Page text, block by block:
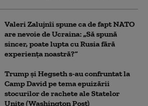
Valeri Zalujnîi spune ca de fapt NATO
are nevoie de Ucraina: „Să spună
sincer, poate lupta cu Rusia fără
experiența noastră?”
Trump şi Hegseth s-au confruntat la
Camp David pe tema epuizării
stocurilor de rachete ale Statelor
Unite (Washington Post)